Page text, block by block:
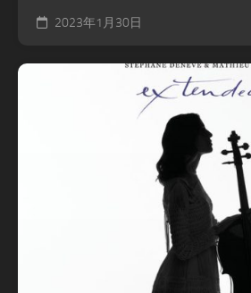
2023年1月30日